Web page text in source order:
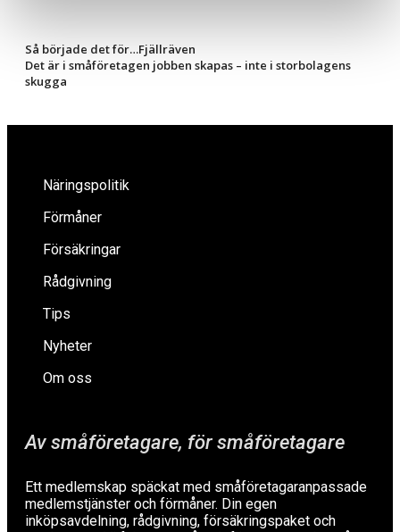
Så började det för…Fjällräven
Det är i småföretagen jobben skapas – inte i storbolagens
skugga
Av småföretagare, för småföretagare
Ett medlemskap späckat med småföretagaranpassade
medlemstjänster och förmåner. Din egen
inköpsavdelning, rådgivning, försäkringspaket och
Näringspolitik
Förmåner
Försäkringar
Rådgivning
Tips
Nyheter
Om oss